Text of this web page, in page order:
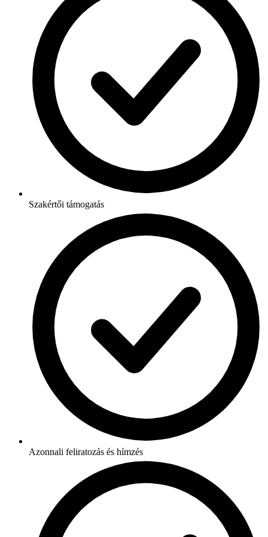
Szakértői támogatás
Azonnali feliratozás és hímzés